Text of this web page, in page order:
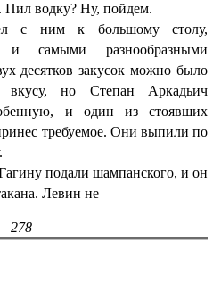
водку? Ну, пойдем.
с ним к большому столу,
и самыми разнообразными
десятков закусок можно было
но Степан Аркадьич
и один из стоявших
требуемое. Они выпили по
подали шампанского, и он
Левин не
278